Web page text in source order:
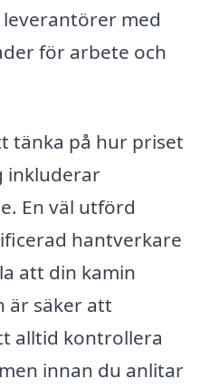
med
för arbete och
tänka på hur priset
inkluderar
En väl utförd
hantverkare
att din kamin
är säker att
alltid kontrollera
innan du anlitar